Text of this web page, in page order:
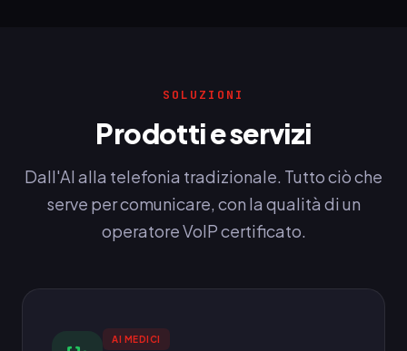
SOLUZIONI
Prodotti e servizi
Dall'AI alla telefonia tradizionale. Tutto ciò che
serve per comunicare, con la qualità di un
operatore VoIP certificato.
AI MEDICI